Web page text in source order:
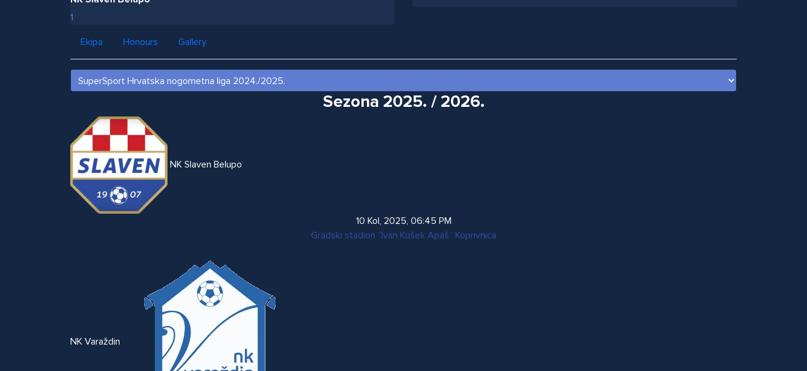
1
Ekipa Honours Gallery
Sezona 2025. / 2026.
NK Slaven Belupo
10 Kol, 2025, 06:45 PM
Gradski stadion “Ivan Kušek Apaš” Koprivnica
NK Varaždin